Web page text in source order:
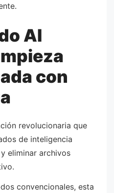
AI
con
revolucionaria que
de inteligencia
eliminar archivos
convencionales, esta